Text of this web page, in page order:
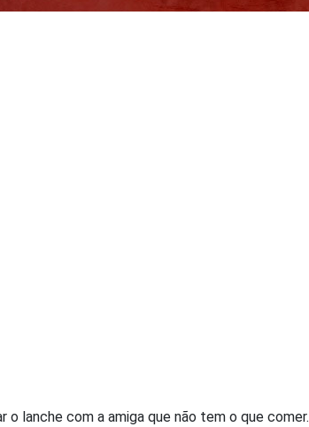
o lanche com a amiga que não tem o que comer.